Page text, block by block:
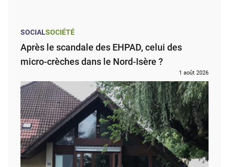
SOCIALSOCIÉTÉ
Après le scandale des EHPAD, celui des
micro-crèches dans le Nord-Isère ?
1 août 2026